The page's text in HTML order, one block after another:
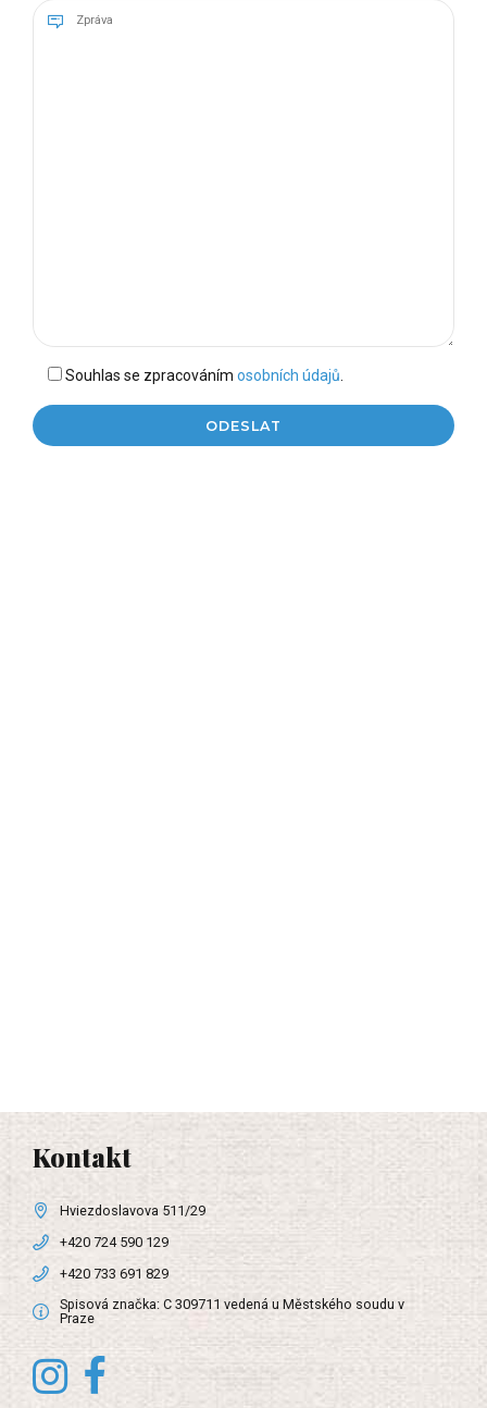
Souhlas se zpracováním osobních údajů.
Kontakt
Hviezdoslavova 511/29
+420 724 590 129
+420 733 691 829
Spisová značka: C 309711 vedená u Městského soudu v
Praze